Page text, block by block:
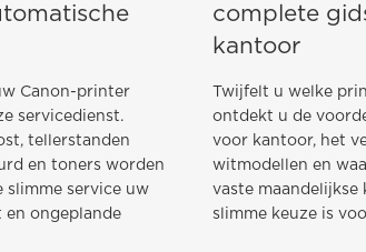
Canon-printer
servicedienst.
tellerstanden
en toners worden
slimme service uw
ongeplande
complete
kantoor
Twijfelt u welke
ontdekt u de
voor kantoor, het
witmodellen en
vaste maandelijkse
slimme keuze is